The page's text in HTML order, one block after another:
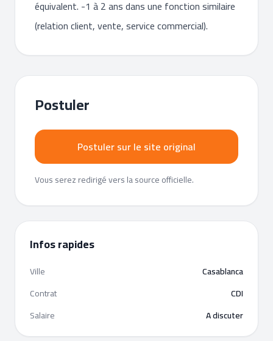
équivalent. -1 à 2 ans dans une fonction similaire
(relation client, vente, service commercial).
Postuler
Postuler sur le site original
Vous serez redirigé vers la source officielle.
Infos rapides
Ville
Casablanca
Contrat
CDI
Salaire
A discuter